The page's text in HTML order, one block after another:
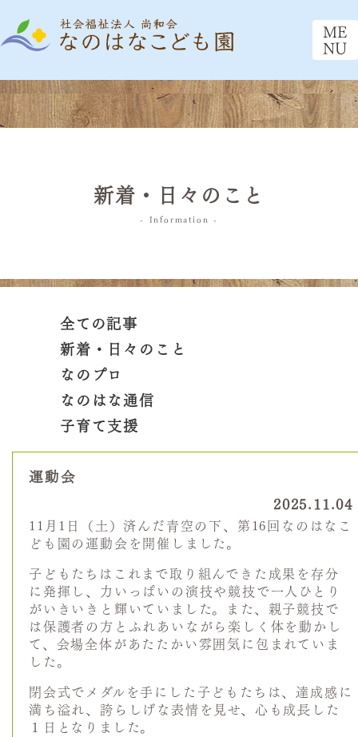
ME
NU
新着・日々のこと
- Information -
全ての記事
新着・日々のこと
なのプロ
なのはな通信
子育て支援
運動会
2025.11.04
11月1日（土）済んだ青空の下、第16回なのはなこ
ども園の運動会を開催しました。
子どもたちはこれまで取り組んできた成果を存分
に発揮し、力いっぱいの演技や競技で一人ひとり
がいきいきと輝いていました。また、親子競技で
は保護者の方とふれあいながら楽しく体を動かし
て、会場全体があたたかい雰囲気に包まれていま
した。
閉会式でメダルを手にした子どもたちは、達成感に
満ち溢れ、誇らしげな表情を見せ、心も成長した
１日となりました。